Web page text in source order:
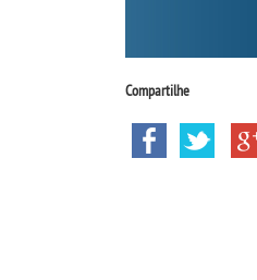
Compartilhe